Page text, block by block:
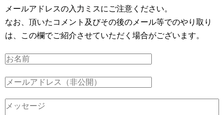
メールアドレスの入力ミスにご注意ください。
なお、頂いたコメント及びその後のメール等でのやり取り
は、この欄でご紹介させていただく場合がございます。